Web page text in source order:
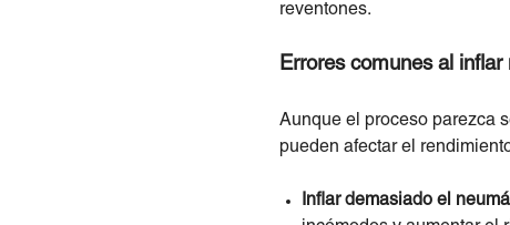
reventones.
Errores comunes al
Aunque el proceso parezca
pueden afectar el
Inflar demasiado el